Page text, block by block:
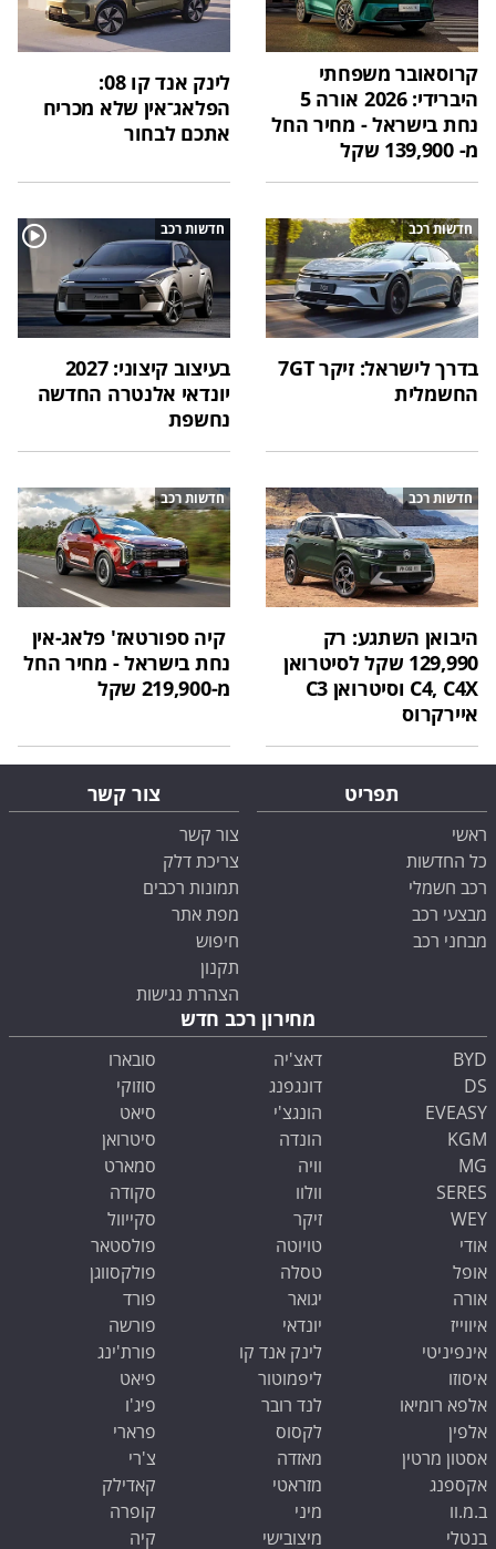
קרוסאובר משפחתי
היברידי: 2026 אורה 5
נחת בישראל - מחיר החל
מ- 139,900 שקל
לינק אנד קו 08:
הפלאג־אין שלא מכריח
אתכם לבחור
חדשות רכב
בדרך לישראל: זיקר 7GT
החשמלית
חדשות רכב
בעיצוב קיצוני: 2027
יונדאי אלנטרה החדשה
נחשפת
חדשות רכב
היבואן השתגע: רק
129,990 שקל לסיטרואן
C4, C4X וסיטרואן C3
איירקרוס
חדשות רכב
קיה ספורטאז' פלאג-אין
נחת בישראל - מחיר החל
מ-219,900 שקל
תפריט
ראשי
כל החדשות
רכב חשמלי
מבצעי רכב
מבחני רכב
צור קשר
צור קשר
צריכת דלק
תמונות רכבים
מפת אתר
חיפוש
תקנון
הצהרת נגישות
מחירון רכב חדש
BYD
DS
EVEASY
KGM
MG
SERES
WEY
אודי
אופל
אורה
איווייז
אינפיניטי
איסוזו
אלפא רומיאו
אלפין
אסטון מרטין
אקספנג
ב.מ.וו
בנטלי
דאצ'יה
דונגפנג
הונגצ'י
הונדה
וויה
וולוו
זיקר
טויוטה
טסלה
יגואר
יונדאי
לינק אנד קו
ליפמוטור
לנד רובר
לקסוס
מאזדה
מזראטי
מיני
מיצובישי
סובארו
סוזוקי
סיאט
סיטרואן
סמארט
סקודה
סקייוול
פולסטאר
פולקסווגן
פורד
פורשה
פורת'ינג
פיאט
פיג'ו
פרארי
צ'רי
קאדילק
קופרה
קיה
שלום 👋 אני
הצ'אטבוט של האתר!